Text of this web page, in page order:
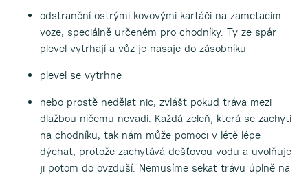
odstranění ostrými kovovými kartáči na zametacím
voze, speciálně určeném pro chodníky. Ty ze spár
plevel vytrhají a vůz je nasaje do zásobníku
plevel se vytrhne
nebo prostě nedělat nic, zvlášť pokud tráva mezi
dlažbou ničemu nevadí. Každá zeleň, která se zachytí
na chodníku, tak nám může pomoci v létě lépe
dýchat, protože zachytává dešťovou vodu a uvolňuje
ji potom do ovzduší. Nemusíme sekat trávu úplně na